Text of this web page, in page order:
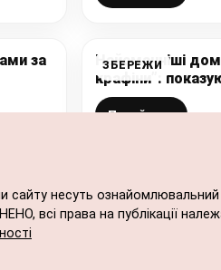
за
ЗБЕРЕЖИ
Найсмачніші
крафіни”:
не тільки на
смачна випічка
Перейти →
сайту несуть
всі права на публікації